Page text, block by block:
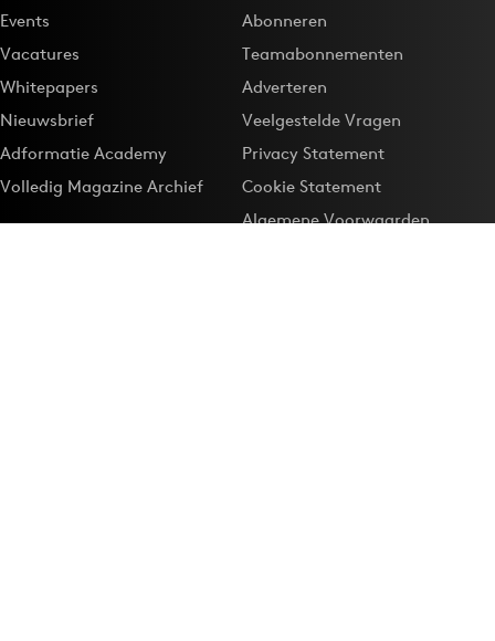
Events
Vacatures
Whitepapers
Nieuwsbrief
Adformatie Academy
Volledig Magazine Archief
Abonneren
Teamabonnementen
Adverteren
Veelgestelde Vragen
Privacy Statement
Cookie Statement
Algemene Voorwaarden